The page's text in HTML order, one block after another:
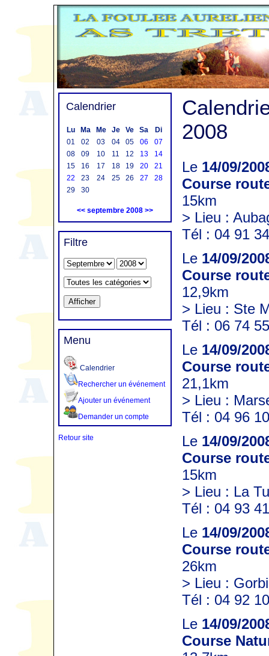
Calendrier
Lu Ma Me Je Ve Sa
Di
01
02 03 04 05 06
07
08
09 10 11 12 13
14
15
16 17 18 19 20
21
22
23 24 25 26 27
28
29
30
<< septembre 2008 >>
Filtre
Menu
Calendrier
Rechercher un événement
Ajouter un événement
Demander un compte
Retour site
2008
Le 14/09/
Course
15km
> Lieu :
Tél : 04 91
Le 14/09/
Course
12,9km
> Lieu : Ste
Tél : 06 74
Le 14/09/
Course
21,1km
> Lieu :
Tél : 04 96
Le 14/09/
Course
15km
> Lieu : La
Tél : 04 93
Le 14/09/
Course
26km
> Lieu :
Tél : 04 92
Le 14/09/
Course